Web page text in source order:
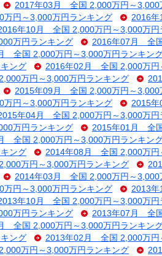
2017年03月 全国 2,000万円～3,000
円～3,000万円ランキング
2016
年10月 全国 2,000万円～3,000万円
万円ランキング
2016年07月 全
全国 2,000万円～3,000万円ランキン
ング
2016年02月 全国 2,000万円
万円～3,000万円ランキング
2015年09月 全国 2,000万円～3,000
円～3,000万円ランキング
2015
年04月 全国 2,000万円～3,000万円
万円ランキング
2015年01月 全
全国 2,000万円～3,000万円ランキン
ング
2014年08月 全国 2,000万円
万円～3,000万円ランキング
2014年03月 全国 2,000万円～3,000
円～3,000万円ランキング
2013
年10月 全国 2,000万円～3,000万円
万円ランキング
2013年07月 全
全国 2,000万円～3,000万円ランキン
ング
2013年02月 全国 2,000万円
万円～3,000万円ランキング